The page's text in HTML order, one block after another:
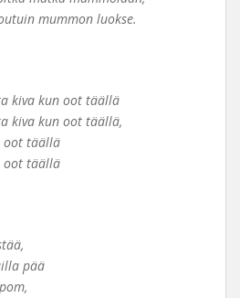
mummon luokse.
kiva kun oot täällä
kiva kun oot täällä,
oot täällä
oot täällä
pää